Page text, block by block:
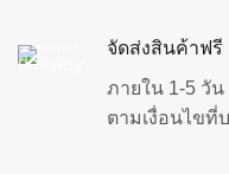
จัดส่งสินค้าฟรี
ภายใน 1-5 วัน
ตามเงื่อนไขที่